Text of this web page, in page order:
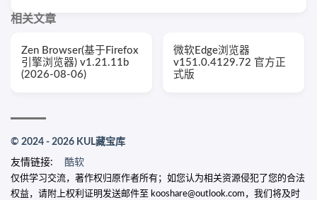
相关文章
Zen Browser(基于Firefox
引擎浏览器) v1.21.11b
(2026-08-06)
微软Edge浏览器
v151.0.4129.72 官方正
式版
© 2024 - 2026 KUL藏宝库
友情链接: 酷软
仅供学习交流，著作权归原作者所有；如您认为相关资源侵犯了您的合法
权益，请附上权利证明发送邮件至 kooshare@outlook.com，我们将及时